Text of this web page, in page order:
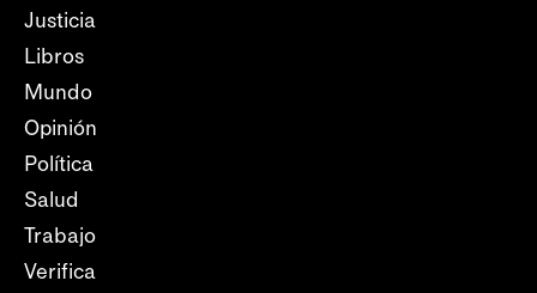
Justicia
Libros
Mundo
Opinión
Política
Salud
Trabajo
Verifica